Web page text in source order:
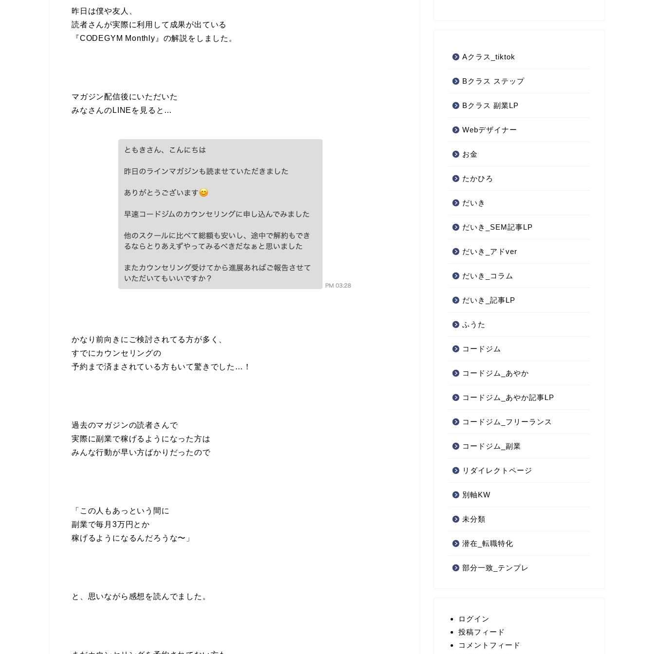
昨日は僕や友人、
読者さんが実際に利用して成果が出ている
『CODEGYM Monthly』の解説をしました。
マガジン配信後にいただいた
みなさんのLINEを見ると…
かなり前向きにご検討されてる方が多く、
すでにカウンセリングの
予約まで済まされている方もいて驚きでした…！
過去のマガジンの読者さんで
実際に副業で稼げるようになった方は
みんな行動が早い方ばかりだったので
「この人もあっという間に
副業で毎月3万円とか
稼げるようになるんだろうな〜」
と、思いながら感想を読んでました。
Aクラス_tiktok
Bクラス ステップ
Bクラス 副業LP
Webデザイナー
お金
たかひろ
だいき
だいき_SEM記事LP
だいき_アドver
だいき_コラム
だいき_記事LP
ふうた
コードジム
コードジム_あやか
コードジム_あやか記事LP
コードジム_フリーランス
コードジム_副業
リダイレクトページ
別軸KW
未分類
潜在_転職特化
部分一致_テンプレ
ログイン
投稿フィード
コメントフィード